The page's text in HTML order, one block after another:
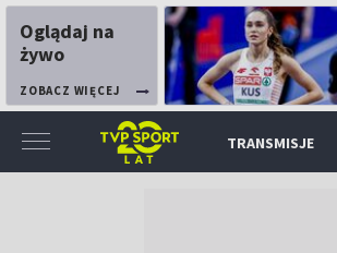
Oglądaj na
żywo
ZOBACZ WIĘCEJ
TRANSMISJE